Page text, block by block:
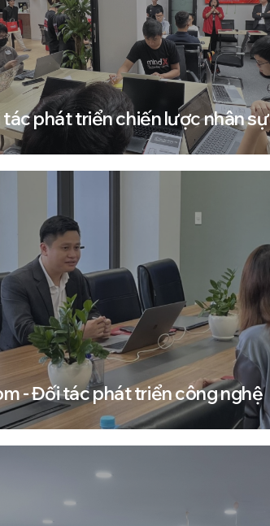
tác phát triển chiến lược nhân sự
- Đối tác phát triển công nghệ